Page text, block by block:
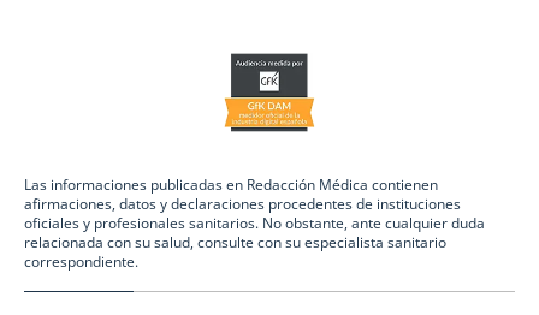
Las informaciones publicadas en Redacción Médica contienen
afirmaciones, datos y declaraciones procedentes de instituciones
oficiales y profesionales sanitarios. No obstante, ante cualquier duda
relacionada con su salud, consulte con su especialista sanitario
correspondiente.